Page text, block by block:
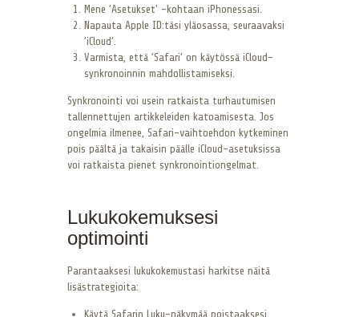
Mene ’Asetukset’ -kohtaan iPhonessasi.
Napauta Apple ID:täsi yläosassa, seuraavaksi
’iCloud’.
Varmista, että ’Safari’ on käytössä iCloud-
synkronoinnin mahdollistamiseksi.
Synkronointi voi usein ratkaista turhautumisen
tallennettujen artikkeleiden katoamisesta. Jos
ongelmia ilmenee, Safari-vaihtoehdon kytkeminen
pois päältä ja takaisin päälle iCloud-asetuksissa
voi ratkaista pienet synkronointiongelmat.
Lukukokemuksesi
optimointi
Parantaaksesi lukukokemustasi harkitse näitä
lisästrategioita:
Käytä Safarin Luku-näkymää poistaaksesi